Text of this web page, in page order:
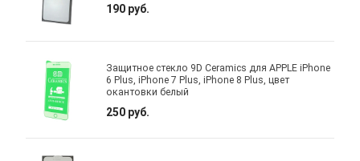
190 руб.
Защитное стекло 9D Ceramics для APPLE iPhone
6 Plus, iPhone 7 Plus, iPhone 8 Plus, цвет
окантовки белый
250 руб.